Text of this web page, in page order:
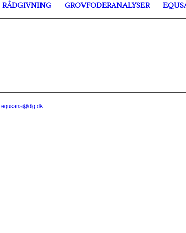
RÅDGIVNING GROVFODERANALYSER
equsana@dlg.dk